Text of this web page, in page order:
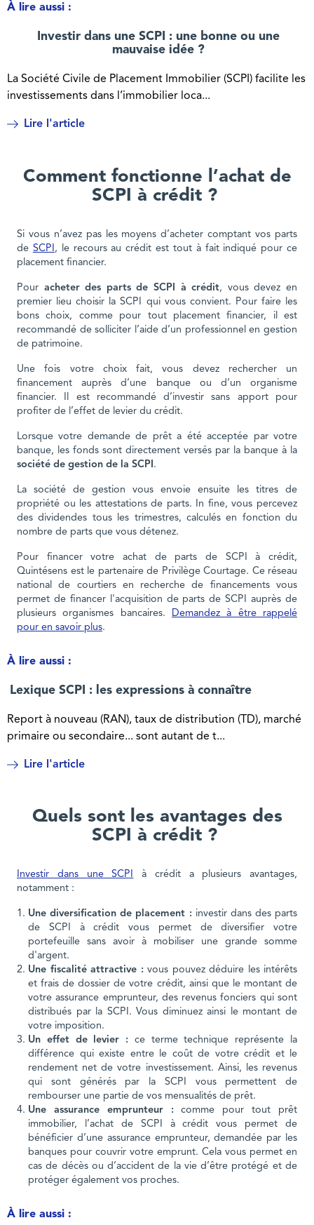
À lire aussi :
Investir dans une SCPI : une bonne ou une
mauvaise idée ?
La Société Civile de Placement Immobilier (SCPI) facilite les
investissements dans l’immobilier loca...
Lire l'article
Comment fonctionne l’achat de
SCPI à crédit ?
Si vous n’avez pas les moyens d’acheter comptant vos parts
de SCPI , le recours au crédit est tout à fait indiqué pour ce
placement financier.
Pour acheter des parts de SCPI à crédit, vous devez en
premier lieu choisir la SCPI qui vous convient. Pour faire les
bons choix, comme pour tout placement financier, il est
recommandé de solliciter l’aide d’un professionnel en gestion
de patrimoine.
Une fois votre choix fait, vous devez rechercher un
financement auprès d’une banque ou d’un organisme
financier. Il est recommandé d’investir sans apport pour
profiter de l’effet de levier du crédit.
Lorsque votre demande de prêt a été acceptée par votre
banque, les fonds sont directement versés par la banque à la
société de gestion de la SCPI .
La société de gestion vous envoie ensuite les titres de
propriété ou les attestations de parts. In fine, vous percevez
des dividendes tous les trimestres, calculés en fonction du
nombre de parts que vous détenez.
Pour financer votre achat de parts de SCPI à crédit,
Quintésens est le partenaire de Privilège Courtage. Ce réseau
national de courtiers en recherche de financements vous
permet de financer l'acquisition de parts de SCPI auprès de
plusieurs organismes bancaires.
Demandez à être rappelé
pour en savoir plus.
À lire aussi :
Lexique SCPI : les expressions à connaître
Report à nouveau (RAN), taux de distribution (TD), marché
primaire ou secondaire... sont autant de t...
Lire l'article
Quels sont les avantages des
SCPI à crédit ?
Investir dans une SCPI à crédit a plusieurs avantages,
notamment :
Une diversification de placement : investir dans des parts
de SCPI à crédit vous permet de diversifier votre
portefeuille sans avoir à mobiliser une grande somme
d'argent.
Une fiscalité attractive : vous pouvez déduire les intérêts
et frais de dossier de votre crédit, ainsi que le montant de
votre assurance emprunteur, des revenus fonciers qui sont
distribués par la SCPI. Vous diminuez ainsi le montant de
votre imposition.
Un effet de levier : ce terme technique représente la
différence qui existe entre le coût de votre crédit et le
rendement net de votre investissement. Ainsi, les revenus
qui sont générés par la SCPI vous permettent de
rembourser une partie de vos mensualités de prêt.
Une assurance emprunteur :comme pour tout prêt
immobilier, l’achat de SCPI à crédit vous permet de
bénéficier d’une assurance emprunteur, demandée par les
banques pour couvrir votre emprunt. Cela vous permet en
cas de décès ou d’accident de la vie d’être protégé et de
protéger également vos proches.
À lire aussi :